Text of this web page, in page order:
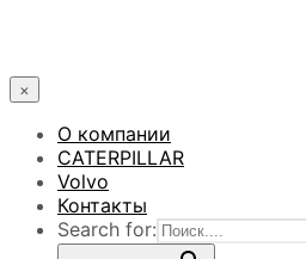
×
О компании
CATERPILLAR
Volvo
Контакты
Search for: